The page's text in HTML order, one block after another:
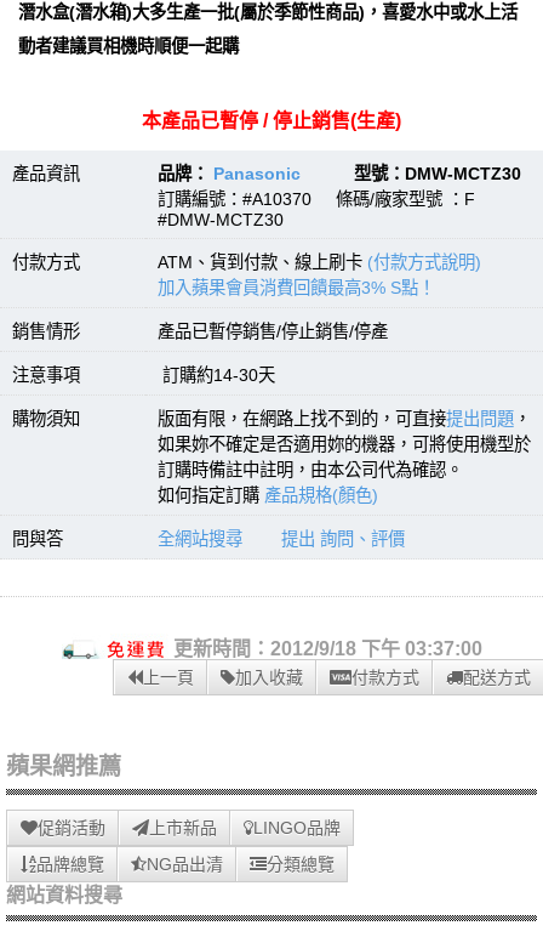
潛水盒(潛水箱)大多生產一批(屬於季節性商品)，喜愛水中或水上活
動者建議買相機時順便一起購
本產品已暫停 / 停止銷售(生產)
產品資訊 品牌： Panasonic 型號：DMW-MCTZ30
訂購編號：#A10370 條碼/廠家型號 ：F
#DMW-MCTZ30
付款方式 ATM、貨到付款、線上刷卡 (付款方式說明)
加入蘋果會員消費回饋最高3% S點！
銷售情形 產品已暫停銷售/停止銷售/停產
注意事項 訂購約14-30天
購物須知 版面有限，在網路上找不到的，可直接提出問題 ，
如果妳不確定是否適用妳的機器，可將使用機型於
訂購時備註中註明，由本公司代為確認。
如何指定訂購 產品規格(顏色)
問與答 全網站搜尋 提出 詢問、評價
更新時間：2012/9/18 下午 03:37:00
上一頁 加入收藏 付款方式 配送方式
蘋果網推薦
促銷活動 上市新品
LINGO品牌
品牌總覽
NG品出清 分類總覽
網站資料搜尋